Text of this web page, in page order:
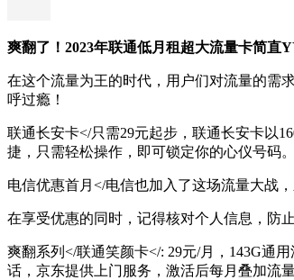
爽翻了！2023年联通低月租超大流量卡简直
在这个流量为王的时代，用户们对流量的需
呼过瘾！
联通长安卡</只需29元起步，联通长安卡以
捷，只需轻松操作，即可锁定你的心仪号码。
电信优惠首月</电信也加入了这场流量大战
在享受优惠的同时，记得核对个人信息，防
爽翻系列</联通笑颜卡</: 29元/月，143G通
话，京东提供上门服务，激活后每月叠加流